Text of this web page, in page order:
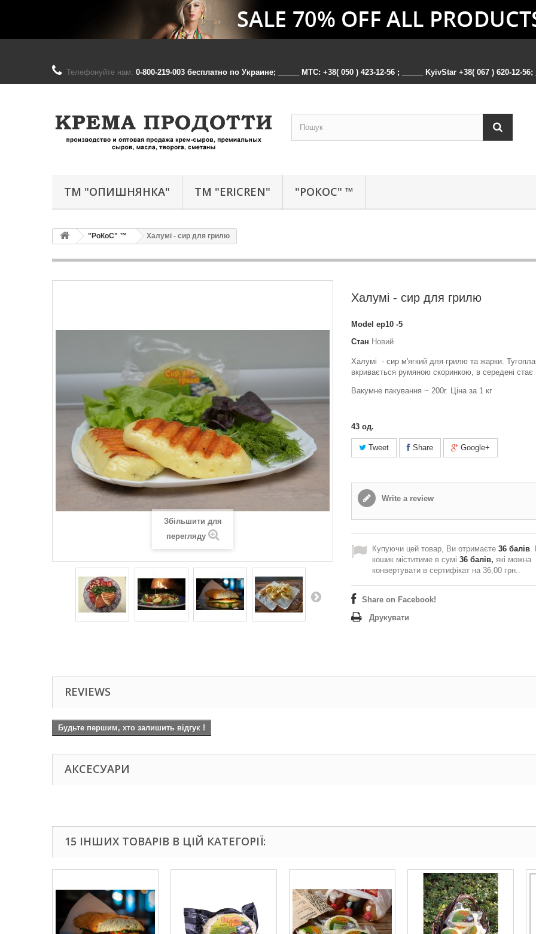
Телефонуйте нам: 0-800-219-003 бесплатно по Украине; _____ MTC: +38( 050 ) 423-12-56 ; _____ KyivStar +38( 067 ) 620-12-
ТМ "ОПИШНЯНКА" ТМ "ERICREN" "РОКОС" ™
"РоКоС" ™ Халумі - сир для грилю
Збільшити для
перегляду
Халумі - сир для грилю
Model ер10 -5
Стан Новий
Халумі - сир м'ягкий для грилю та жарки.
вкривається румяною скоринкою, в середені
Вакумне пакування ~ 200г. Ціна за 1 кг
43 од.
Tweet Share Google+
Write a review
Купуючи цей товар, Ви отримаєте 36 балів
кошик міститиме в сумі 36 балів, які можна
конвертувати в сертифікат на 36,00 грн.
Share on Facebook!
Друкувати
REVIEWS
Будьте першим, хто залишить відгук !
АКСЕСУАРИ
15 ІНШИХ ТОВАРІВ В ЦІЙ КАТЕГОРІЇ: